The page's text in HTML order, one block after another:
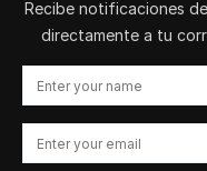
Recibe notificaciones
directamente a tu